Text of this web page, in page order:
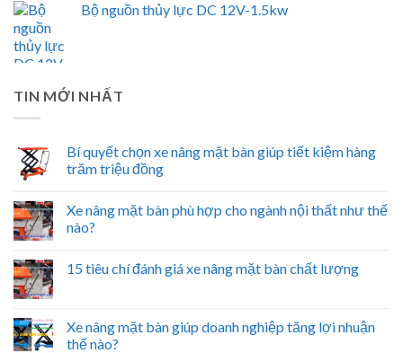
Bộ nguồn thủy lực DC 12V-1.5kw
TIN MỚI NHẤT
Bí quyết chọn xe nâng mặt bàn giúp tiết kiệm hàng
trăm triệu đồng
Xe nâng mặt bàn phù hợp cho ngành nội thất như thế
nào?
15 tiêu chí đánh giá xe nâng mặt bàn chất lượng
Xe nâng mặt bàn giúp doanh nghiệp tăng lợi nhuận
thế nào?